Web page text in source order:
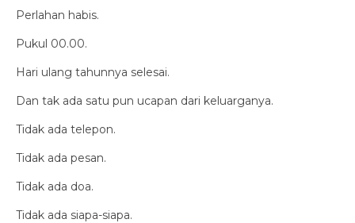
Perlahan habis.
Pukul 00.00.
Hari ulang tahunnya selesai.
Dan tak ada satu pun ucapan dari keluarganya.
Tidak ada telepon.
Tidak ada pesan.
Tidak ada doa.
Tidak ada siapa-siapa.